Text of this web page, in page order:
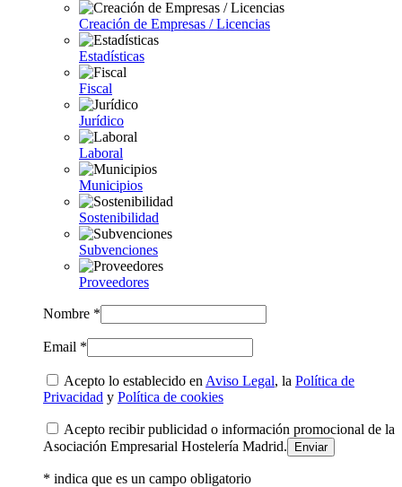
Creación de Empresas / Licencias
Estadísticas
Fiscal
Jurídico
Laboral
Municipios
Sostenibilidad
Subvenciones
Proveedores
Nombre *
Email *
Acepto lo establecido en Aviso Legal, la Política de
Privacidad y Política de cookies
Acepto recibir publicidad o información promocional de la
Asociación Empresarial Hostelería Madrid.
* indica que es un campo obligatorio